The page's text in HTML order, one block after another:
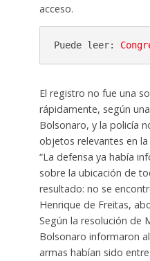
acceso.
Puede leer:
El registro no fue una
rápidamente, según
Bolsonaro, y la policía
objetos relevantes en la
“La defensa ya había
sobre la ubicación de
resultado: no se
Henrique de Freitas,
Según la resolución de
Bolsonaro informaron
armas habían sido